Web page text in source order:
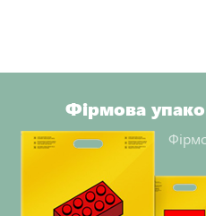
Фірмова